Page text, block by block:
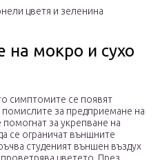
цветя и зеленина
на мокро и сухо
симптомите се появят
за предприемане на
за укрепване на
се ограничат външните
студеният външен въздух